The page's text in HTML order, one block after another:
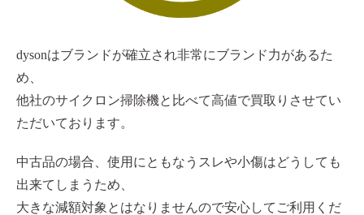
dysonはブランドが確立され非常にブランド力があるた
め、
他社のサイクロン掃除機と比べて高値で買取りさせてい
ただいております。
中古品の場合、使用にともなうスレや小傷はどうしても
出来てしまうため、
大きな減額対象とはなりませんので安心してご利用くだ